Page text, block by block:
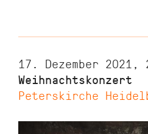
17. Dezember 2021,
Weihnachtskonzert
Peterskirche